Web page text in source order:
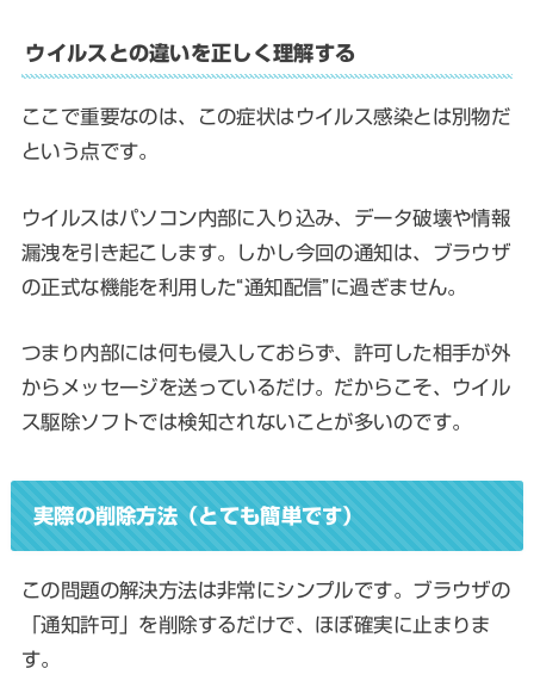
ウイルスとの違いを正しく理解する
ここで重要なのは、この症状はウイルス感染とは別物だ
という点です。
ウイルスはパソコン内部に入り込み、データ破壊や情報
漏洩を引き起こします。しかし今回の通知は、ブラウザ
の正式な機能を利用した“通知配信”に過ぎません。
つまり内部には何も侵入しておらず、許可した相手が外
からメッセージを送っているだけ。だからこそ、ウイル
ス駆除ソフトでは検知されないことが多いのです。
実際の削除方法（とても簡単です）
この問題の解決方法は非常にシンプルです。ブラウザの
「通知許可」を削除するだけで、ほぼ確実に止まりま
す。